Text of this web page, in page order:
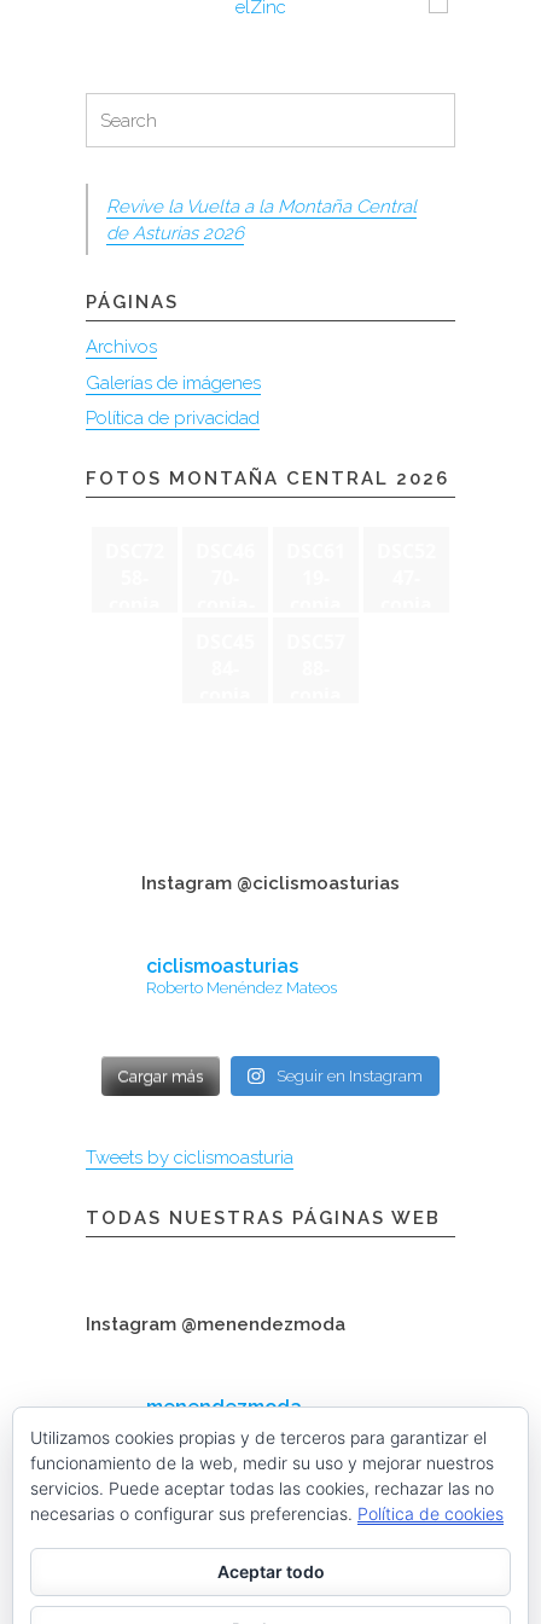
for:
Search
Revive la Vuelta a la Montaña Central
de Asturias 2026
PÁGINAS
Archivos
Galerías de imágenes
Política de privacidad
FOTOS MONTAÑA CENTRAL 2026
Instagram @ciclismoasturias
ciclismoasturias
Roberto Menéndez Mateos
Cargar más Seguir en Instagram
Tweets by ciclismoasturia
TODAS NUESTRAS PÁGINAS WEB
Instagram @menendezmoda
menendezmoda
Menéndez Moda hombre
Cargar más Seguir en Instagram
Contacta con nosotros
Utilizamos cookies propias y de terceros para garantizar el
funcionamiento de la web, medir su uso y mejorar nuestros
servicios. Puede aceptar todas las cookies, rechazar las no
necesarias o configurar sus preferencias. Política de cookies
Aceptar todo